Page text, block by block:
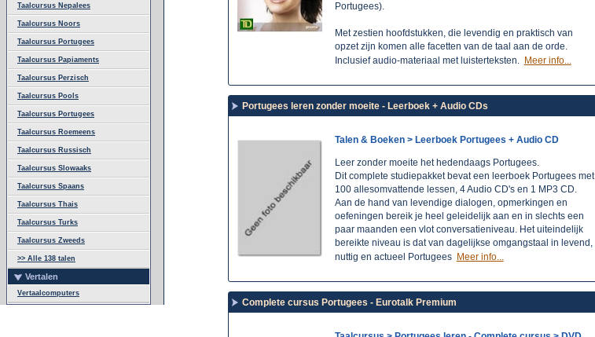
Taalcursus Nepalees
Taalcursus Noors
Taalcursus Portugees
Taalcursus Papiaments
Taalcursus Perzisch
Taalcursus Pools
Taalcursus Portugees
Taalcursus Roemeens
Taalcursus Russisch
Taalcursus Slowaaks
Taalcursus Spaans
Taalcursus Thais
Taalcursus Turks
Taalcursus Zweeds
>> Alle 138 talen
Vertalen
Vertaalcomputers
Portugees).
Met zestien hoofdstukken, die levendig en praktisch van
opzet zijn komen alle facetten van de taal aan de orde.
Inclusief audio-materiaal met luisterteksten. Meer info...
Portugees leren zonder moeite - Leerboek + Audio CDs
Talen & Boeken > Leerboek Portugees + Audio CD
Leer zonder moeite het hedendaags Portugees.
Dit complete studiepakket bevat een leerboek Portugees met
100 allesomvattende lessen, 4 Audio CD's en 1 MP3 CD.
Aan de hand van levendige dialogen, opmerkingen en
oefeningen bereik je heel geleidelijk aan en in slechts een
paar maanden een vlot conversatieniveau. Het uiteindelijk
bereikte niveau is dat van dagelijkse omgangstaal in levend,
nuttig en actueel Portugees Meer info...
Complete cursus Portugees - Eurotalk Premium